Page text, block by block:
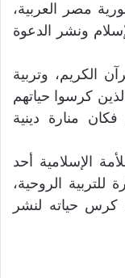
مصر العربية،
ونشر الدعوة
الكريم، وتربية
كرسوا حياتهم
منارة دينية
الإسلامية أحد
للتربية الروحية،
كرس حياته لنشر